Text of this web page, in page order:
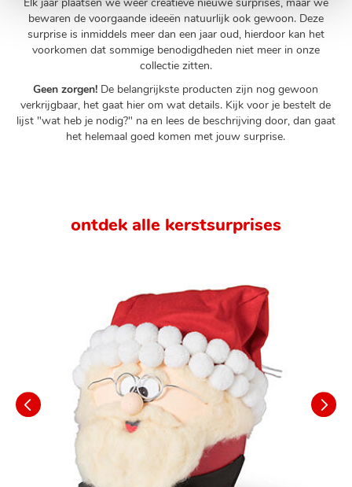
bewaren de voorgaande ideeën natuurlijk ook gewoon. Deze
surprise is inmiddels meer dan een jaar oud, hierdoor kan het
voorkomen dat sommige benodigdheden niet meer in onze
collectie zitten.
Geen zorgen! De belangrijkste producten zijn nog gewoon
verkrijgbaar, het gaat hier om wat details. Kijk voor je bestelt de
lijst "wat heb je nodig?" na en lees de beschrijving door, dan gaat
het helemaal goed komen met jouw surprise.
ontdek alle kerstsurprises